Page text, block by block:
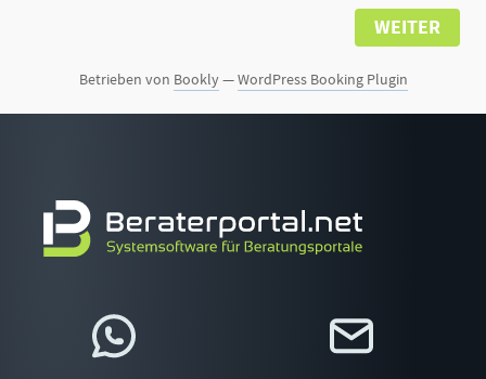
WEITER
Betrieben von Bookly—WordPress Booking Plugin